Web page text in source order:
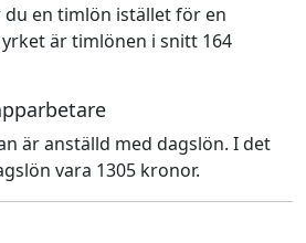
en timlön istället för en
är timlönen i snitt 164
är anställd med dagslön. I det
vara 1305 kronor.